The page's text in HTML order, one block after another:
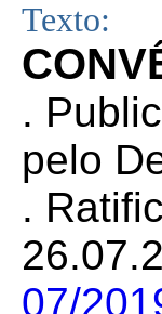
Texto:
.
pelo
.
07/